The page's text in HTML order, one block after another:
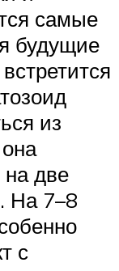
самые
будущие
из
две
На 7­–8
с